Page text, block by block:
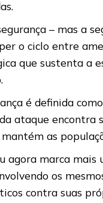
– mas a
o ciclo entre
que sustenta a
é definida
ataque
as
agora marca
os
contra suas